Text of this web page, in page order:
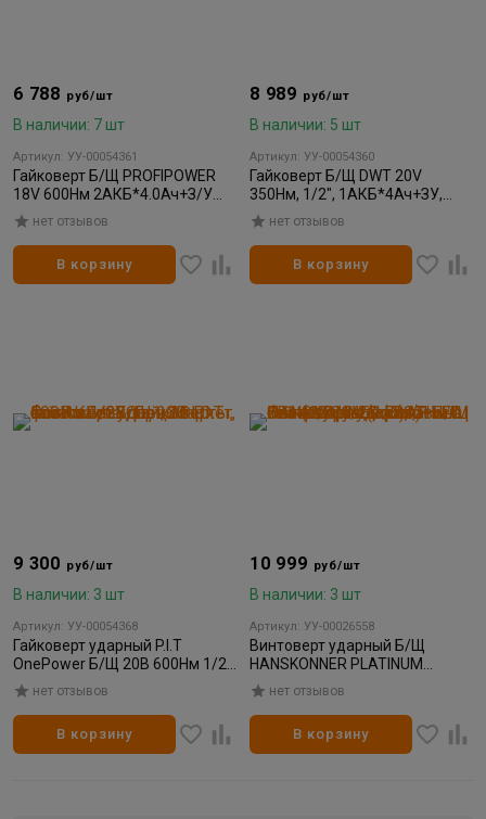
6 788 руб/шт
В наличии: 7 шт
Артикул: УУ-00054361
Гайковерт Б/Щ PROFIPOWER
18V 600Нм 2АКБ*4.0Ач+З/У
DTD-18V
нет отзывов
В корзину
8 989 руб/шт
В наличии: 5 шт
Артикул: УУ-00054360
Гайковерт Б/Щ DWT 20V
350Нм, 1/2", 1АКБ*4Ач+ЗУ,
LED, кейс
нет отзывов
В корзину
9 300 руб/шт
В наличии: 3 шт
Артикул: УУ-00054368
Гайковерт ударный P.I.T
OnePower Б/Щ 20В 600Нм 1/2"
SOLO без АКБ/ЗУ
нет отзывов
В корзину
10 999 руб/шт
В наличии: 3 шт
Артикул: УУ-00026558
Винтоверт ударный Б/Щ
HANSKONNER PLATINUM
1BatterySystem 280Нм 2в1
(1/4-1/2")+LED без АКБ/ЗУ
(1/5)
нет отзывов
В корзину